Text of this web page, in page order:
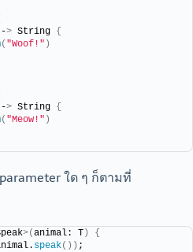
-> String {
( "Woof!" )
-> String {
( "Meow!" )
ใด ๆ ก็ตามที่
>(animal: T)
{
speak()) ;